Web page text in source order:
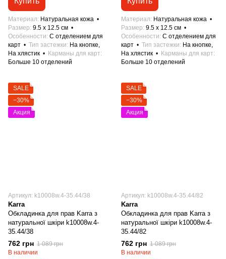
Материал
Натуральная кожа
Размер 9.5 x 12.5 см
Особенности С отделением для
карт
Тип застежки
На кнопке,
На хлястик
Карманы для карт
Больше 10 отделений
Материал
Натуральная кожа
Размер 9.5 x 12.5 см
Особенности С отделением для
карт
Тип застежки
На кнопке,
На хлястик
Карманы для карт
Больше 10 отделений
SALE
−30%
Акция
Артикул: k10008w.4-35.44/38
Karra
Обкладинка для прав Karra з
натуральної шкіри k10008w.4-
35.44/38
762 грн 1 089 грн
В наличии
SALE
−30%
Акция
Артикул: k10008w.4-35.44/82
Karra
Обкладинка для прав Karra з
натуральної шкіри k10008w.4-
35.44/82
762 грн 1 089 грн
В наличии